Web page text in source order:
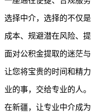
选择中介，选择的不仅
成本、规避潜在风险、
面对公积金提取的迷茫
让您将宝贵的时间和精
业的事，交给专业的人。
在新疆，让专业中介成